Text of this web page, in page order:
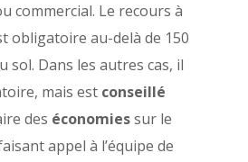
commercial. Le recours à
obligatoire au-delà de 150
sol. Dans les autres cas, il
mais est conseillé
des économiessur le
appel à l’équipe de